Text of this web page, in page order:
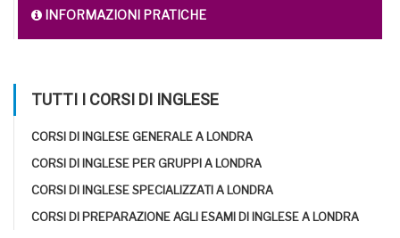
INFORMAZIONI PRATICHE
TUTTI I CORSI DI INGLESE
CORSI DI INGLESE GENERALE A LONDRA
CORSI DI INGLESE PER GRUPPI A LONDRA
CORSI DI INGLESE SPECIALIZZATI A LONDRA
CORSI DI PREPARAZIONE AGLI ESAMI DI INGLESE A LONDRA